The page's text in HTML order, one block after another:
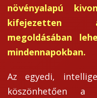
növényalapú
kifejezetten
megoldásában
mindennapokban.
Az egyedi,
köszönhetően a